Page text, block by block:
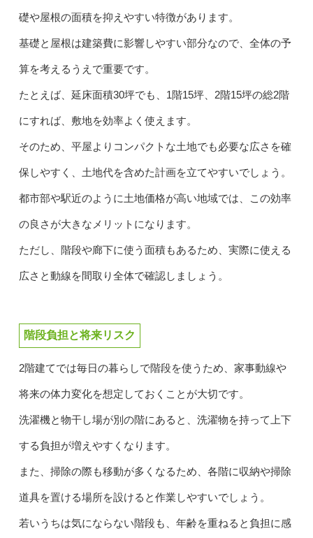
礎や屋根の面積を抑えやすい特徴があります。
基礎と屋根は建築費に影響しやすい部分なので、全体の予
算を考えるうえで重要です。
たとえば、延床面積30坪でも、1階15坪、2階15坪の総2階
にすれば、敷地を効率よく使えます。
そのため、平屋よりコンパクトな土地でも必要な広さを確
保しやすく、土地代を含めた計画を立てやすいでしょう。
都市部や駅近のように土地価格が高い地域では、この効率
の良さが大きなメリットになります。
ただし、階段や廊下に使う面積もあるため、実際に使える
広さと動線を間取り全体で確認しましょう。
階段負担と将来リスク
2階建てでは毎日の暮らしで階段を使うため、家事動線や
将来の体力変化を想定しておくことが大切です。
洗濯機と物干し場が別の階にあると、洗濯物を持って上下
する負担が増えやすくなります。
また、掃除の際も移動が多くなるため、各階に収納や掃除
道具を置ける場所を設けると作業しやすいでしょう。
若いうちは気にならない階段も、年齢を重ねると負担に感